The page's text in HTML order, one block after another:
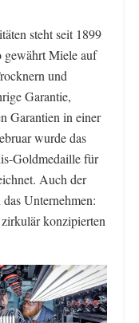
steht seit 1899
gewährt Miele auf
und
Garantie,
Garantien in einer
wurde das
Goldmedaille für
Auch der
Unternehmen:
konzipierten